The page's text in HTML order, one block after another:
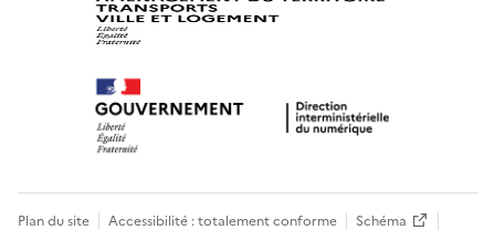
Plan du site Accessibilité : totalement conforme
Schéma